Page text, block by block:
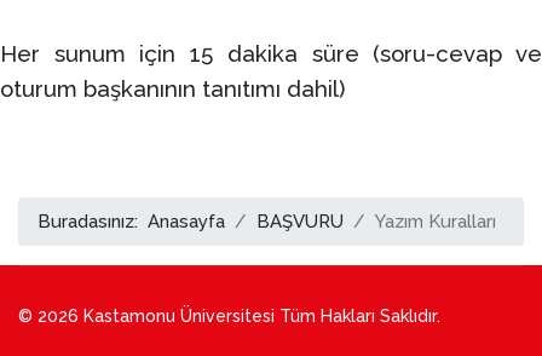
Her sunum için 15 dakika süre (soru-cevap ve
oturum başkanının tanıtımı dahil)
Buradasınız: Anasayfa BAŞVURU Yazım Kuralları
© 2026 Kastamonu Üniversitesi Tüm Hakları Saklıdır.